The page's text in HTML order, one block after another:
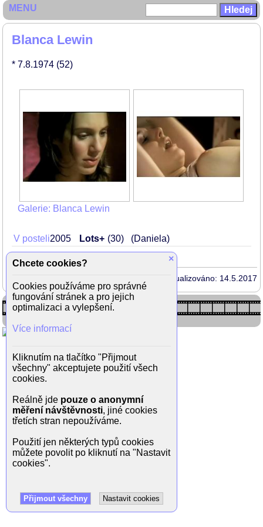
Blanca Lewin
* 7.8.1974 (52)
Galerie: Blanca Lewin
V posteli2005 Lots+ 30 (Daniela)
Aktualizováno: 14.5.2017
MENU
×
Chcete cookies?
Cookies používáme pro správné
fungování stránek a pro jejich
optimalizaci a vylepšení.
Více informací
Kliknutím na tlačítko "Přijmout
všechny" akceptujete použití všech
cookies.
Reálně jde pouze o anonymní
měření návštěvnosti, jiné cookies
třetích stran nepoužíváme.
Použití jen některých typů cookies
můžete povolit po kliknutí na "Nastavit
cookies".
Přijmout všechny Nastavit cookies